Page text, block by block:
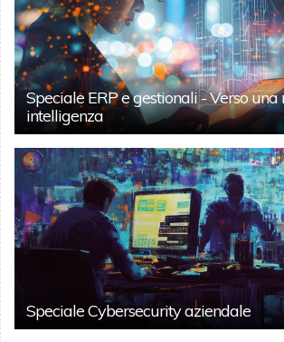
Speciale ERP e gestionali - Verso una
intelligenza
Speciale Cybersecurity aziendale